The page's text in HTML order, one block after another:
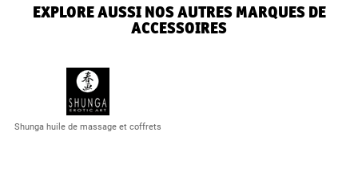
EXPLORE AUSSI NOS AUTRES MARQUES DE
ACCESSOIRES
Shunga huile de massage et coffrets